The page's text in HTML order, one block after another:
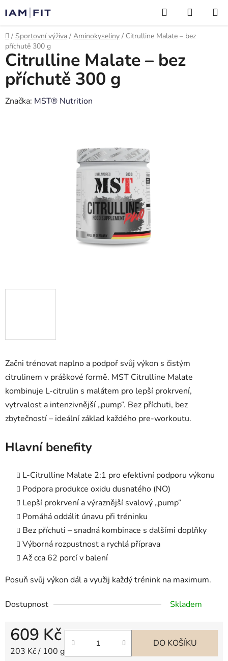
na
obsah
Hledat
KOŠÍK
Domů
/ Sportovní výživa / Aminokyseliny / Citrulline Malate – bez
příchutě 300 g
Začni trénovat naplno a podpoř svůj výkon s čistým
citrulinem v práškové formě. MST Citrulline Malate
kombinuje L-citrulin s malátem pro lepší prokrvení,
vytrvalost a intenzivnější „pump“. Bez příchuti, bez
zbytečností – ideální základ každého pre-workoutu.
Hlavní benefity
L-Citrulline Malate 2:1 pro efektivní podporu výkonu
Podpora produkce oxidu dusnatého (NO)
Lepší prokrvení a výraznější svalový „pump“
Pomáhá oddálit únavu při tréninku
Bez příchuti – snadná kombinace s dalšími doplňky
Výborná rozpustnost a rychlá příprava
Až cca 62 porcí v balení
Posuň svůj výkon dál a využij každý trénink na maximum.
Dostupnost Skladem
609 Kč
Měrná cena:
203 Kč / 100 g
DO KOŠÍKU
Citrulline Malate – bez
příchutě 300 g
Značka: MST® Nutrition